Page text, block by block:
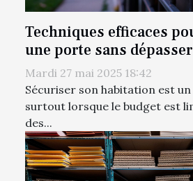
Techniques efficaces
une porte sans
Mardi 27 mai 2025 18:42
Sécuriser son habitation est
surtout lorsque le budget est
des...